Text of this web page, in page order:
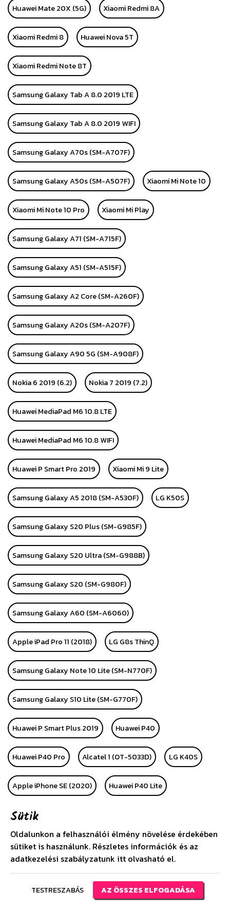
Huawei Mate 20X (5G) Xiaomi Redmi 8A
Xiaomi Redmi 8 Huawei Nova 5T
Xiaomi Redmi Note 8T
Samsung Galaxy Tab A 8.0 2019 LTE
Samsung Galaxy Tab A 8.0 2019 WIFI
Samsung Galaxy A70s (SM-A707F)
Samsung Galaxy A50s (SM-A507F) Xiaomi Mi Note 10
Xiaomi Mi Note 10 Pro Xiaomi Mi Play
Samsung Galaxy A71 (SM-A715F)
Samsung Galaxy A51 (SM-A515F)
Samsung Galaxy A2 Core (SM-A260F)
Samsung Galaxy A20s (SM-A207F)
Samsung Galaxy A90 5G (SM-A908F)
Nokia 6 2019 (6.2) Nokia 7 2019 (7.2)
Huawei MediaPad M6 10.8 LTE
Huawei MediaPad M6 10.8 WIFI
Huawei P Smart Pro 2019 Xiaomi Mi 9 Lite
Samsung Galaxy A5 2018 (SM-A530F) LG K50S
Samsung Galaxy S20 Plus (SM-G985F)
Samsung Galaxy S20 Ultra (SM-G988B)
Samsung Galaxy S20 (SM-G980F)
Samsung Galaxy A60 (SM-A6060)
Apple iPad Pro 11 (2018) LG G8s ThinQ
Samsung Galaxy Note 10 Lite (SM-N770F)
Samsung Galaxy S10 Lite (SM-G770F)
Huawei P Smart Plus 2019 Huawei P40
Huawei P40 Pro Alcatel 1 (OT-5033D) LG K40S
Apple iPhone SE (2020) Huawei P40 Lite
Huawei P40 Lite E
Huawei Y6s (2019) Xiaomi Redmi Note 9S
Xiaomi Redmi Note 9 Pro
Samsung Galaxy A41 ( SM-A415F) Motorola Moto G7
Sütik
Oldalunkon a felhasználói élmény növelése érdekében
sütiket is használunk. Részletes információk és az
adatkezelési szabályzatunk itt olvasható el.
TESTRESZABÁS AZ ÖSSZES ELFOGADÁSA